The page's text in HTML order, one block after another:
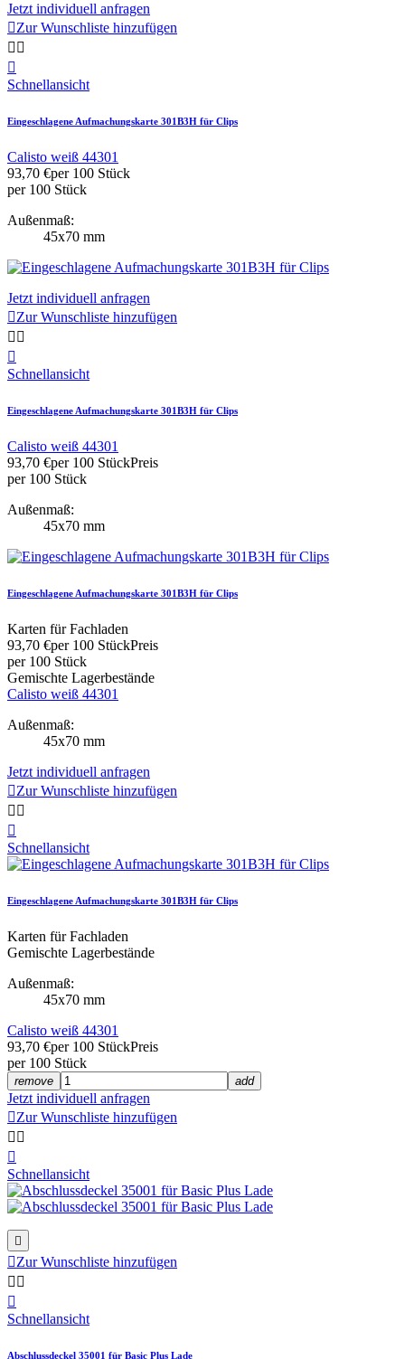
Jetzt individuell anfragen
Zur Wunschliste hinzufügen
 

Schnellansicht
Eingeschlagene Aufmachungskarte 301B3H für Clips
Calisto weiß 44301
93,70 €per 100 Stück
per 100 Stück
Außenmaß:
45x70 mm
Jetzt individuell anfragen
Zur Wunschliste hinzufügen
 

Schnellansicht
Eingeschlagene Aufmachungskarte 301B3H für Clips
Calisto weiß 44301
93,70 €per 100 StückPreis
per 100 Stück
Außenmaß:
45x70 mm
Eingeschlagene Aufmachungskarte 301B3H für Clips
Karten für Fachladen
93,70 €per 100 StückPreis
per 100 Stück
Gemischte Lagerbestände
Calisto weiß 44301
Außenmaß:
45x70 mm
Jetzt individuell anfragen
Zur Wunschliste hinzufügen
 

Schnellansicht
Eingeschlagene Aufmachungskarte 301B3H für Clips
Karten für Fachladen
Gemischte Lagerbestände
Außenmaß:
45x70 mm
Calisto weiß 44301
93,70 €per 100 StückPreis
per 100 Stück
remove add
Jetzt individuell anfragen
Zur Wunschliste hinzufügen
 

Schnellansicht

Zur Wunschliste hinzufügen
 

Schnellansicht
Abschlussdeckel 35001 für Basic Plus Lade